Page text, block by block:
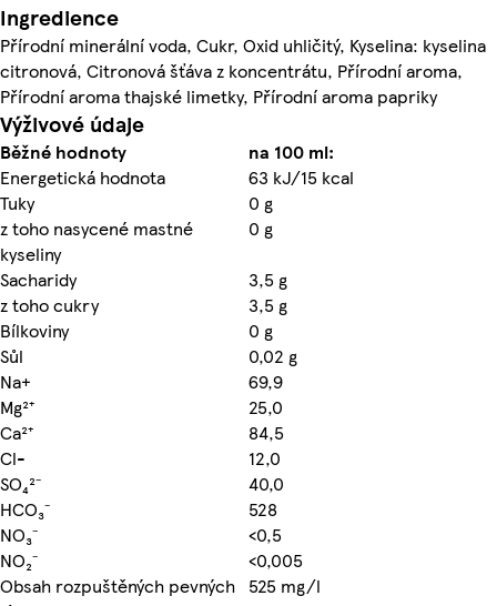
Ingredience
Přírodní minerální voda, Cukr, Oxid uhličitý, Kyselina: kyselina
citronová, Citronová šťáva z koncentrátu, Přírodní aroma,
Přírodní aroma thajské limetky, Přírodní aroma papriky
Výživové údaje
Běžné hodnoty
na 100 ml:
Energetická hodnota
63 kJ/15 kcal
Tuky
0 g
z toho nasycené mastné
kyseliny
0 g
Sacharidy
3,5 g
z toho cukry
3,5 g
Bílkoviny
0 g
Sůl
0,02 g
Na+
69,9
Mg²⁺
25,0
Ca²⁺
84,5
Cl-
12,0
SO₄²⁻
40,0
HCO₃⁻
528
NO₃⁻
<0,5
NO₂⁻
<0,005
Obsah rozpuštěných pevných 525 mg/l